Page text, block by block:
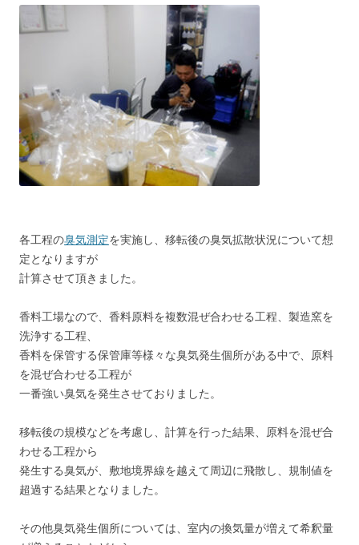
各工程の臭気測定を実施し、移転後の臭気拡散状況について想
定となりますが
計算させて頂きました。
香料工場なので、香料原料を複数混ぜ合わせる工程、製造窯を
洗浄する工程、
香料を保管する保管庫等様々な臭気発生個所がある中で、原料
を混ぜ合わせる工程が
一番強い臭気を発生させておりました。
移転後の規模などを考慮し、計算を行った結果、原料を混ぜ合
わせる工程から
発生する臭気が、敷地境界線を越えて周辺に飛散し、規制値を
超過する結果となりました。
その他臭気発生個所については、室内の換気量が増えて希釈量